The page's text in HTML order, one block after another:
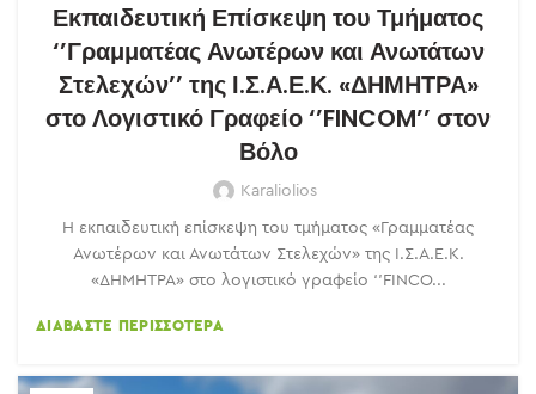
Εκπαιδευτική Επίσκεψη του Τμήματος
‘’Γραμματέας Ανωτέρων και Ανωτάτων
Στελεχών’’ της Ι.Σ.Α.Ε.Κ. «ΔΗΜΗΤΡΑ»
στο Λογιστικό Γραφείο ‘’FINCOM’’ στον
Βόλο
Karaliolios
Η εκπαιδευτική επίσκεψη του τμήματος «Γραμματέας
Ανωτέρων και Ανωτάτων Στελεχών» της Ι.Σ.Α.Ε.Κ.
«ΔΗΜΗΤΡΑ» στο λογιστικό γραφείο ‘’FINCO...
ΔΙΑΒΆΣΤΕ ΠΕΡΙΣΣΌΤΕΡΑ